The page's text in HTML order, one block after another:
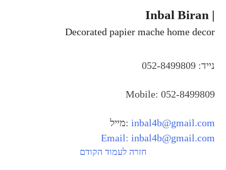
Inbal Biran |
Decorated papier mache home decor
נייד: 052-8499809
Mobile: 052-8499809
מייל: inbal4b@gmail.com
Email: inbal4b@gmail.com
חזרה לעמוד הקודם